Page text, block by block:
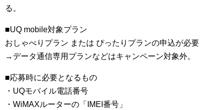
る。
■UQ mobile対象プラン
おしゃべりプラン または ぴったりプランの申込が必要
→データ通信専用プランなどはキャンペーン対象外。
■応募時に必要となるもの
・UQモバイル電話番号
・WiMAXルーターの「IMEI番号」